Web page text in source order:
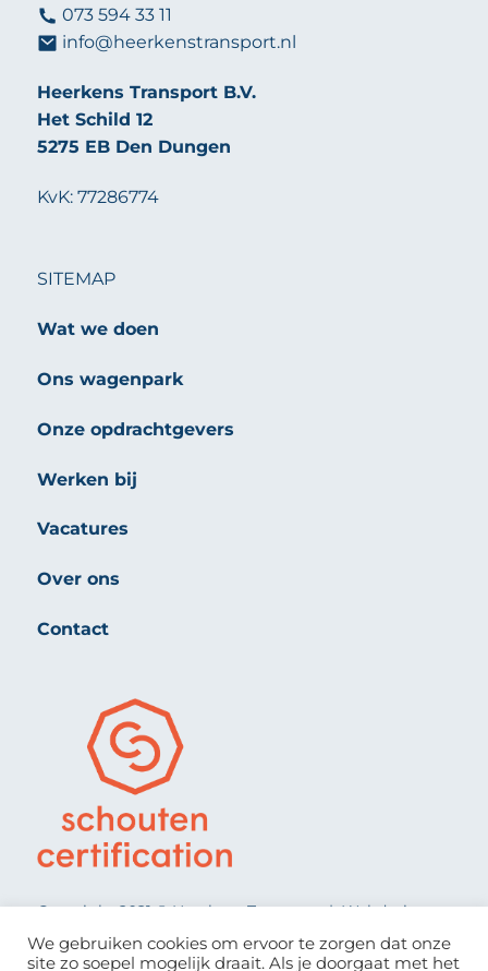
073 594 33 11
info@heerkenstransport.nl
Heerkens Transport B.V.
Het Schild 12
5275 EB Den Dungen
KvK: 77286774
SITEMAP
Wat we doen
Ons wagenpark
Onze opdrachtgevers
Werken bij
Vacatures
Over ons
Contact
Copyright 2021 © Heerkens Transport | Webdesign:
Clic Visuals Reclame
We gebruiken cookies om ervoor te zorgen dat onze
site zo soepel mogelijk draait. Als je doorgaat met het